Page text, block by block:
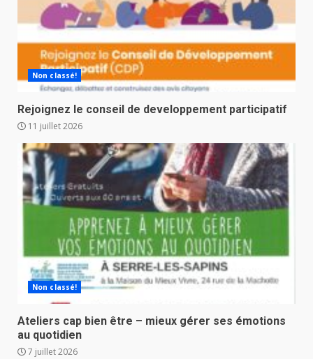
Non classé!
Rejoignez le conseil de developpement participatif
11 juillet 2026
Non classé!
Ateliers cap bien être – mieux gérer ses émotions
au quotidien
7 juillet 2026